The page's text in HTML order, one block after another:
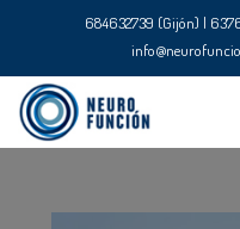
684632739 (Gijón) |